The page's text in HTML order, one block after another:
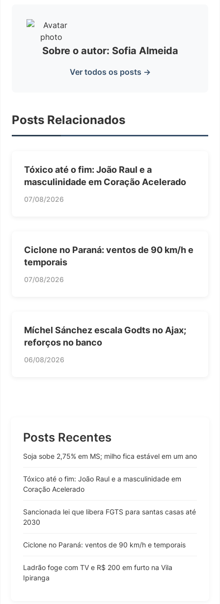
Sobre o autor: Sofia Almeida
Ver todos os posts →
Posts Relacionados
Tóxico até o fim: João Raul e a
masculinidade em Coração Acelerado
07/08/2026
Ciclone no Paraná: ventos de 90 km/h e
temporais
07/08/2026
Míchel Sánchez escala Godts no Ajax;
reforços no banco
06/08/2026
Posts Recentes
Soja sobe 2,75% em MS; milho fica estável em um ano
Tóxico até o fim: João Raul e a masculinidade em
Coração Acelerado
Sancionada lei que libera FGTS para santas casas até
2030
Ciclone no Paraná: ventos de 90 km/h e temporais
Ladrão foge com TV e R$ 200 em furto na Vila
Ipiranga